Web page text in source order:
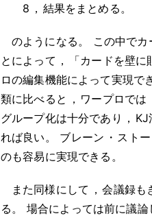
8 ， 結果をまとめる 。
のようになる 。
この中で
とによって ，
「カードを壁
ロの編集機能によって実現で
類に比べると ， ワープロでは
グループ化は十分であり ， KJ
れば良い 。 ブレーン ・ スト
のも容易に実現できる 。
また同様にして ， 会議録も
る 。
場合によっては前に議